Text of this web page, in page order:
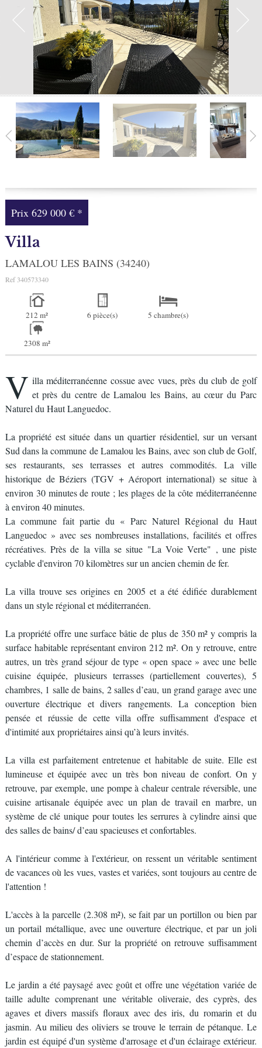
Facebook
Ma sélection 0
Prix629 000 € *
Villa
LAMALOU LES BAINS (34240)
Ref 340573340
212 m² 6 pièce(s) 5 chambre(s)
2308 m²
V illa méditerranéenne cossue avec vues, près du club de golf
et près du centre de Lamalou les Bains, au cœur du Parc
Naturel du Haut Languedoc.
La propriété est située dans un quartier résidentiel, sur un versant
Sud dans la commune de Lamalou les Bains, avec son club de Golf,
ses restaurants, ses terrasses et autres commodités. La ville
historique de Béziers (TGV + Aéroport international) se situe à
environ 30 minutes de route ; les plages de la côte méditerranéenne
à environ 40 minutes.
La commune fait partie du « Parc Naturel Régional du Haut
Languedoc » avec ses nombreuses installations, facilités et offres
récréatives. Près de la villa se situe "La Voie Verte" , une piste
cyclable d'environ 70 kilomètres sur un ancien chemin de fer.
La villa trouve ses origines en 2005 et a été édifiée durablement
dans un style régional et méditerranéen.
La propriété offre une surface bâtie de plus de 350 m² y compris la
surface habitable représentant environ 212 m². On y retrouve, entre
autres, un très grand séjour de type « open space » avec une belle
cuisine équipée, plusieurs terrasses (partiellement couvertes), 5
chambres, 1 salle de bains, 2 salles d’eau, un grand garage avec une
ouverture électrique et divers rangements. La conception bien
pensée et réussie de cette villa offre suffisamment d'espace et
d'intimité aux propriétaires ainsi qu’à leurs invités.
La villa est parfaitement entretenue et habitable de suite. Elle est
lumineuse et équipée avec un très bon niveau de confort. On y
retrouve, par exemple, une pompe à chaleur centrale réversible, une
cuisine artisanale équipée avec un plan de travail en marbre, un
système de clé unique pour toutes les serrures à cylindre ainsi que
des salles de bains/ d’eau spacieuses et confortables.
A l'intérieur comme à l'extérieur, on ressent un véritable sentiment
de vacances où les vues, vastes et variées, sont toujours au centre de
l'attention !
L'accès à la parcelle (2.308 m²), se fait par un portillon ou bien par
un portail métallique, avec une ouverture électrique, et par un joli
chemin d’accès en dur. Sur la propriété on retrouve suffisamment
d’espace de stationnement.
Le jardin a été paysagé avec goût et offre une végétation variée de
taille adulte comprenant une véritable oliveraie, des cyprès, des
agaves et divers massifs floraux avec des iris, du romarin et du
jasmin. Au milieu des oliviers se trouve le terrain de pétanque. Le
jardin est équipé d'un système d'arrosage et d'un éclairage extérieur.